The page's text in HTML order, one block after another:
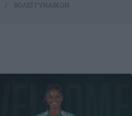
ΒΟΛΕΪ ΓΥΝΑΙΚΩΝ